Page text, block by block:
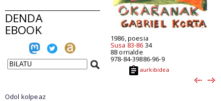
DENDA
EBOOK
1986, poesia
Susa 83-86 34
88 orrialde
978-84-39886-96-9
aurkibidea
Odol kolpeaz